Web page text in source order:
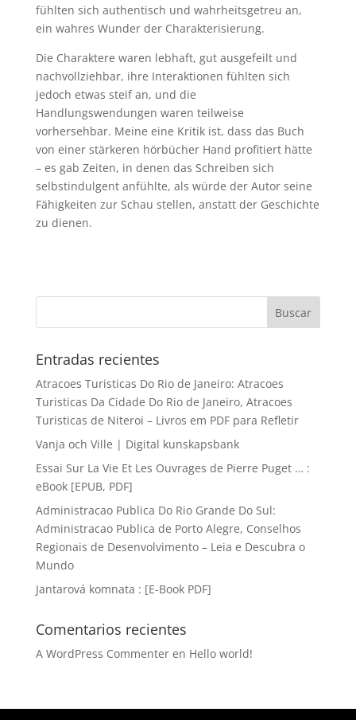
fühlten sich authentisch und wahrheitsgetreu an,
ein wahres Wunder der Charakterisierung.
Die Charaktere waren lebhaft, gut ausgefeilt und
nachvollziehbar, ihre Interaktionen fühlten sich
jedoch etwas steif an, und die
Handlungswendungen waren teilweise
vorhersehbar. Meine eine Kritik ist, dass das Buch
von einer stärkeren hörbücher Hand profitiert hätte
– es gab Zeiten, in denen das Schreiben sich
selbstindulgent anfühlte, als würde der Autor seine
Fähigkeiten zur Schau stellen, anstatt der Geschichte
zu dienen.
Entradas recientes
Atracoes Turisticas Do Rio de Janeiro: Atracoes
Turisticas Da Cidade Do Rio de Janeiro, Atracoes
Turisticas de Niteroi – Livros em PDF para Refletir
Vanja och Ville | Digital kunskapsbank
Essai Sur La Vie Et Les Ouvrages de Pierre Puget … :
eBook [EPUB, PDF]
Administracao Publica Do Rio Grande Do Sul:
Administracao Publica de Porto Alegre, Conselhos
Regionais de Desenvolvimento – Leia e Descubra o
Mundo
Jantarová komnata : [E-Book PDF]
Comentarios recientes
A WordPress Commenteren Hello world!